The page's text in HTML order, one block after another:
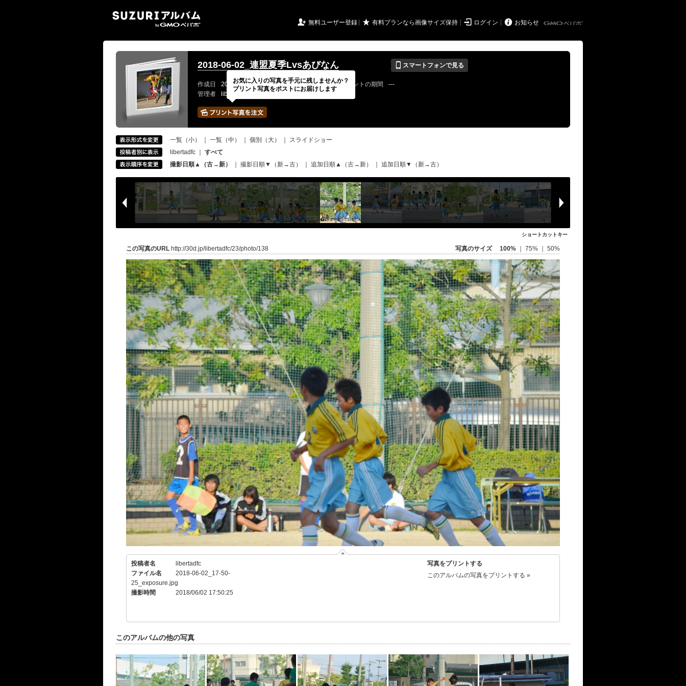
 無料ユーザー登録 ★ 有料プランなら画像サイズ保持  ログイン  お知らせ
2018-06-02_連盟夏季Lvsあびなん 📱 スマートフォンで見る
作成日 2018 / 12 / 09 公開終了日 無期限 イベントの期間
---
管理者
libertadfcさん 写真の枚数 321 / 2000枚
一覧（小） 一覧（中） 個別（大）
スライドショー
libertadfc
すべて
撮影日順▲（古→新）
撮影日順▼（新→古） 追加日順▲（古→新） 追加日順▼（新→古）
ショートカットキー
この写真のURL http://30d.jp/libertadfc/23/photo/138 写真のサイズ 100% 75% 50%
投稿者名
libertadfc
ファイル名
2018-06-02_17-50-
25_exposure.jpg
撮影時間
2018/06/02 17:50:25
写真をプリントする
このアルバムの写真をプリントする »
このアルバムの他の写真
お気に入りの写真を手元に残しませんか？
プリント写真をポストにお届けします